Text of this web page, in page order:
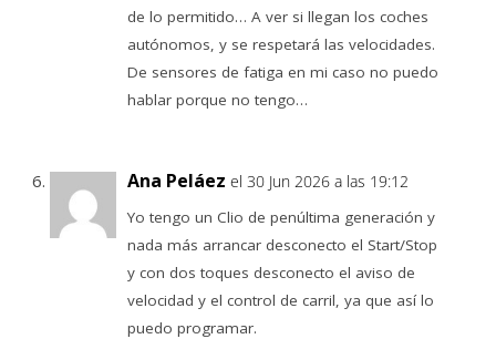
de lo permitido… A ver si llegan los coches
autónomos, y se respetará las velocidades.
De sensores de fatiga en mi caso no puedo
hablar porque no tengo…
Ana Peláez el 30 Jun 2026 a las 19:12
Yo tengo un Clio de penúltima generación y
nada más arrancar desconecto el Start/Stop
y con dos toques desconecto el aviso de
velocidad y el control de carril, ya que así lo
puedo programar.